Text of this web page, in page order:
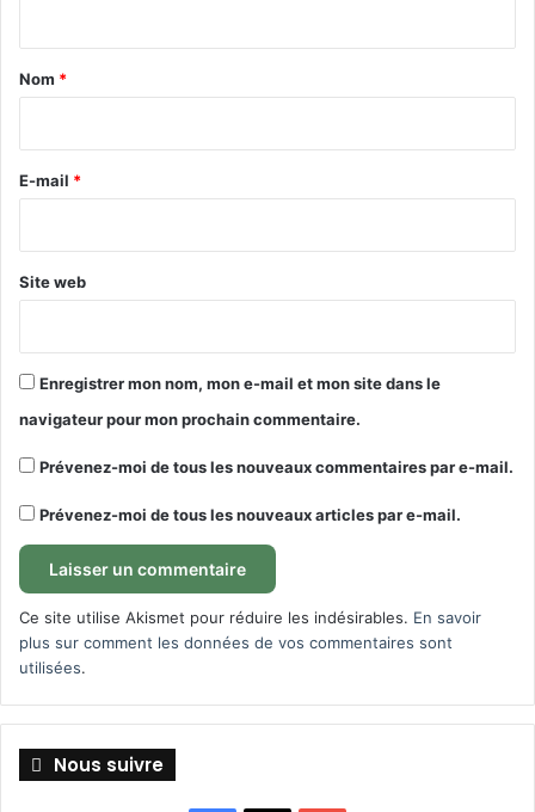
a
e
Nom *
E-mail *
Site web
Enregistrer mon nom, mon e-mail et mon site dans le
navigateur pour mon prochain commentaire.
Prévenez-moi de tous les nouveaux commentaires par e-mail.
Prévenez-moi de tous les nouveaux articles par e-mail.
Ce site utilise Akismet pour réduire les indésirables. En savoir
plus sur comment les données de vos commentaires sont
utilisées.
Nous suivre